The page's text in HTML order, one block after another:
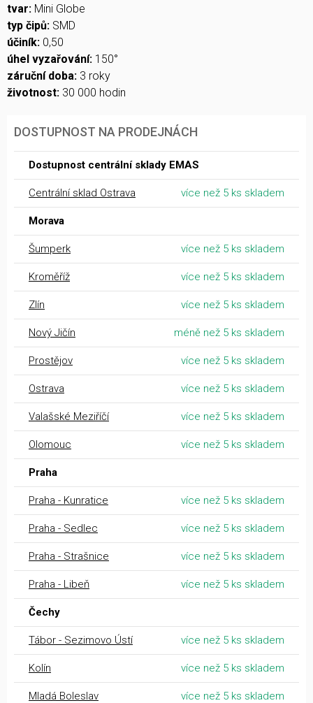
tvar: Mini Globe
typ čipů: SMD
účiník: 0,50
úhel vyzařování: 150°
záruční doba: 3 roky
životnost: 30 000 hodin
DOSTUPNOST NA PRODEJNÁCH
Dostupnost centrální sklady EMAS
Centrální sklad Ostrava více než 5 ks skladem
Morava
Šumperk více než 5 ks skladem
Kroměříž více než 5 ks skladem
Zlín více než 5 ks skladem
Nový Jičín méně než 5 ks skladem
Prostějov více než 5 ks skladem
Ostrava více než 5 ks skladem
Valašské Meziříčí více než 5 ks skladem
Olomouc více než 5 ks skladem
Praha
Praha - Kunratice více než 5 ks skladem
Praha - Sedlec více než 5 ks skladem
Praha - Strašnice více než 5 ks skladem
Praha - Libeň více než 5 ks skladem
Čechy
Tábor - Sezimovo Ústí více než 5 ks skladem
Kolín více než 5 ks skladem
Mladá Boleslav více než 5 ks skladem